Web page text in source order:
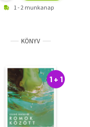
1 - 2 munkanap
KÖNYV
1 + 1